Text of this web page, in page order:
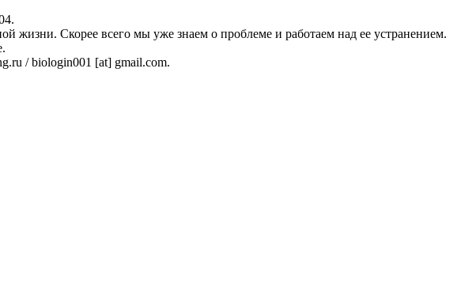
жизни. Скорее всего мы уже знаем о проблеме и работаем над ее устранением.
/ biologin001 [at] gmail.com.